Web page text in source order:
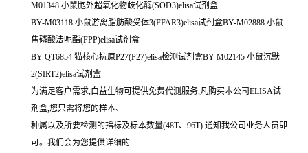
M01348 小鼠胞外超氧化物歧化酶(SOD3)elisa试剂盒
BY-M03118 小鼠游离脂肪酸受体3(FFAR3)elisa试剂盒BY-M02888 小鼠
焦磷酸法呢酯(FPP)elisa试剂盒
BY-QT6854 猫核心抗原P27(P27)elisa检测试剂盒BY-M02145 小鼠沉默
2(SIRT2)elisa试剂盒
为满足客户需求,白益生物可提供免费代测服务,凡购买本公司ELISA试
剂盒,您只需将您的样本、
种属以及所要检测的指标及标本数量(48T、96T) 通知我公司业务人员即
可。我们会为您提供详细的